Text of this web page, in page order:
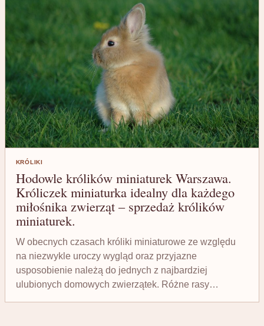
KRÓLIKI
Hodowle królików miniaturek Warszawa.
Króliczek miniaturka idealny dla każdego
miłośnika zwierząt – sprzedaż królików
miniaturek.
W obecnych czasach króliki miniaturowe ze względu
na niezwykle uroczy wygląd oraz przyjazne
usposobienie należą do jednych z najbardziej
ulubionych domowych zwierzątek. Różne rasy…